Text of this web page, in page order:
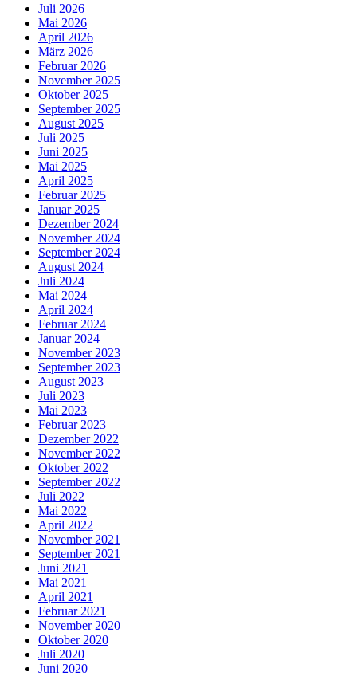
Juli 2026
Mai 2026
April 2026
März 2026
Februar 2026
November 2025
Oktober 2025
September 2025
August 2025
Juli 2025
Juni 2025
Mai 2025
April 2025
Februar 2025
Januar 2025
Dezember 2024
November 2024
September 2024
August 2024
Juli 2024
Mai 2024
April 2024
Februar 2024
Januar 2024
November 2023
September 2023
August 2023
Juli 2023
Mai 2023
Februar 2023
Dezember 2022
November 2022
Oktober 2022
September 2022
Juli 2022
Mai 2022
April 2022
November 2021
September 2021
Juni 2021
Mai 2021
April 2021
Februar 2021
November 2020
Oktober 2020
Juli 2020
Juni 2020